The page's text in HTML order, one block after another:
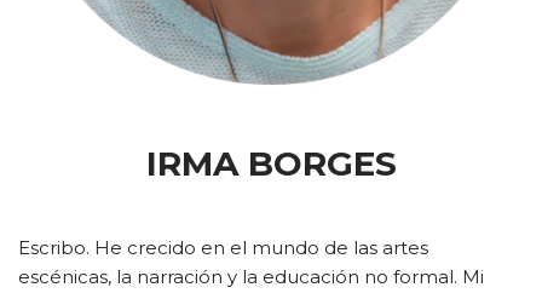
IRMA BORGES
Escribo. He crecido en el mundo de las artes
escénicas, la narración y la educación no formal. Mi